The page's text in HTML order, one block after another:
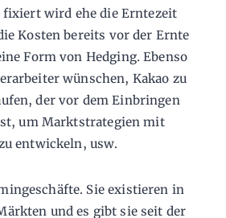
fixiert wird ehe die Erntezeit
Kosten bereits vor der Ernte
Form von Hedging. Ebenso
wünschen, Kakao zu
der vor dem Einbringen
um Marktstrategien mit
entwickeln, usw.
Sie existieren in
und es gibt sie seit der